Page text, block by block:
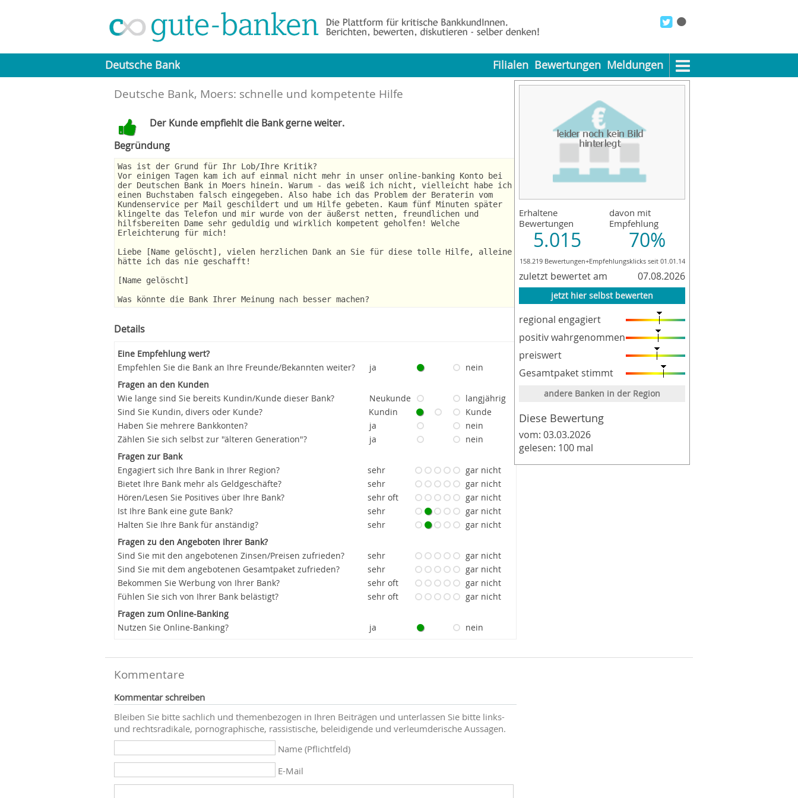
Deutsche Bank Filialen Bewertungen Meldungen
Erhaltene
Bewertungen
5.015
davon mit
Empfehlung
70%
158.219 Bewertungen+Empfehlungsklicks seit 01.01.14
zuletzt bewertet am 07.08.2026
jetzt hier selbst bewerten
regional engagiert
positiv wahrgenommen
preiswert
Gesamtpaket stimmt
andere Banken in der Region
Diese Bewertung
vom: 03.03.2026
gelesen: 100 mal
Deutsche Bank, Moers: schnelle und kompetente Hilfe
Der Kunde empfiehlt die Bank gerne weiter.
Begründung
Was ist der Grund für Ihr Lob/Ihre Kritik?
Vor einigen Tagen kam ich auf einmal nicht mehr in unser online-banking Konto bei
der Deutschen Bank in Moers hinein. Warum - das weiß ich nicht, vielleicht habe ich
einen Buchstaben falsch eingegeben. Also habe ich das Problem der Beraterin vom
Kundenservice per Mail geschildert und um Hilfe gebeten. Kaum fünf Minuten später
klingelte das Telefon und mir wurde von der äußerst netten, freundlichen und
hilfsbereiten Dame sehr geduldig und wirklich kompetent geholfen! Welche
Erleichterung für mich!
Liebe [Name gelöscht], vielen herzlichen Dank an Sie für diese tolle Hilfe, alleine
hätte ich das nie geschafft!
[Name gelöscht]
Was könnte die Bank Ihrer Meinung nach besser machen?
Details
Eine Empfehlung wert?
Empfehlen Sie die Bank an Ihre Freunde/Bekannten weiter?
ja
nein
Fragen an den Kunden
Wie lange sind Sie bereits Kundin/Kunde dieser Bank?
Neukunde
langjährig
Sind Sie Kundin, divers oder Kunde?
Kundin
Kunde
Haben Sie mehrere Bankkonten?
ja
nein
Zählen Sie sich selbst zur "älteren Generation"?
ja
nein
Fragen zur Bank
Engagiert sich Ihre Bank in Ihrer Region?
sehr
gar nicht
Bietet Ihre Bank mehr als Geldgeschäfte?
sehr
gar nicht
Hören/Lesen Sie Positives über Ihre Bank?
sehr oft
gar nicht
Ist Ihre Bank eine gute Bank?
sehr
gar nicht
Halten Sie Ihre Bank für anständig?
sehr
gar nicht
Fragen zu den Angeboten Ihrer Bank?
Sind Sie mit den angebotenen Zinsen/Preisen zufrieden?
sehr
gar nicht
Sind Sie mit dem angebotenen Gesamtpaket zufrieden?
sehr
gar nicht
Bekommen Sie Werbung von Ihrer Bank?
sehr oft
gar nicht
Fühlen Sie sich von Ihrer Bank belästigt?
sehr oft
gar nicht
Fragen zum Online-Banking
Nutzen Sie Online-Banking?
ja nein
Kommentare
Kommentar schreiben
Bleiben Sie bitte sachlich und themenbezogen in Ihren Beiträgen und unterlassen Sie bitte links-
und rechtsradikale, pornographische, rassistische, beleidigende und verleumderische Aussagen.
Name (Pflichtfeld)
E-Mail